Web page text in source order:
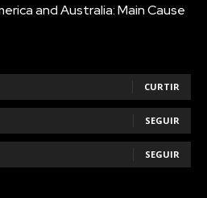
and Australia: Main Cause
CURTIR
SEGUIR
SEGUIR